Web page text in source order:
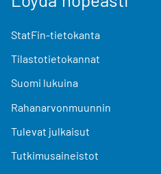
StatFin-tietokanta
Tilastotietokannat
Suomi lukuina
Rahanarvonmuunnin
Tulevat julkaisut
Tutkimusaineistot